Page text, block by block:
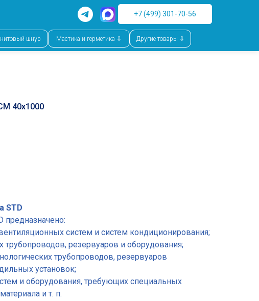
+7 (499) 301-70-56
шнур Мастика и герметика ⇩ Другие товары ⇩
40x1000
STD
предназначено:
систем и систем кондиционирования;
трубопроводов, резервуаров и оборудования;
трубопроводов, резервуаров
установок;
и оборудования, требующих специальных
и т. п.